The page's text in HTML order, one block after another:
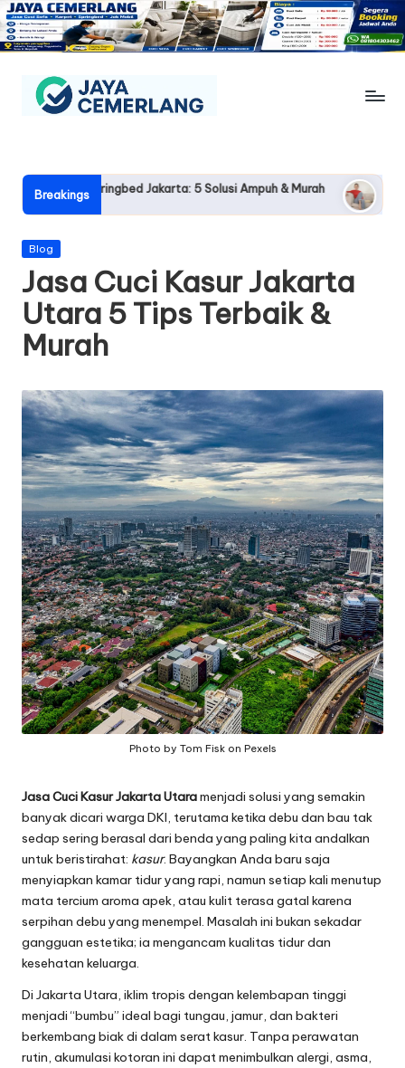
Skip
content
y
a
C
e
m
e
rl
a
n
g
Sofa,
Karpet,
Springbed
Jok
Mobil
Jogja
Breakings
Springbed Jakarta: 5 Solusi Ampuh & Murah Jasa Cuci
2026-05-21
Posted
Blog
Jasa Cuci Kasur Jakarta
Utara 5 Tips Terbaik &
Murah
Photo by Tom Fisk on Pexels
Jasa Cuci Kasur Jakarta Utaramenjadi solusi yang semakin
banyak dicari warga DKI, terutama ketika debu dan bau tak
sedap sering berasal dari benda yang paling kita andalkan
untuk beristirahat: kasur. Bayangkan Anda baru saja
menyiapkan kamar tidur yang rapi, namun setiap kali menutup
mata tercium aroma apek, atau kulit terasa gatal karena
serpihan debu yang menempel. Masalah ini bukan sekadar
gangguan estetika; ia mengancam kualitas tidur dan
kesehatan keluarga.
Di Jakarta Utara, iklim tropis dengan kelembapan tinggi
menjadi “bumbu” ideal bagi tungau, jamur, dan bakteri
berkembang biak di dalam serat kasur. Tanpa perawatan
rutin, akumulasi kotoran ini dapat menimbulkan alergi, asma,